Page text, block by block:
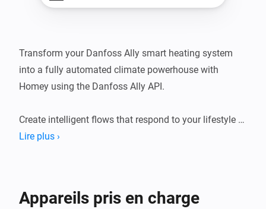
Transform your Danfoss Ally smart heating system
into a fully automated climate powerhouse with
Homey using the Danfoss Ally API.
Create intelligent flows that respond to your lifestyle —
lower the heat when you leave, warm up the house
with the rest of your smart home and unlock comfort
Lire plus ›
Appareils pris en charge